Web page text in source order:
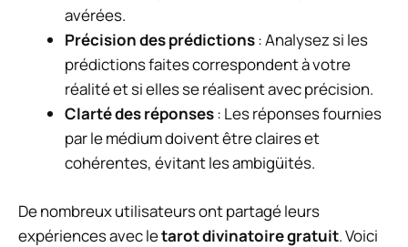
avérées.
Précision des prédictions: Analysez si les
prédictions faites correspondent à votre
réalité et si elles se réalisent avec précision.
Clarté des réponses: Les réponses fournies
par le médium doivent être claires et
cohérentes, évitant les ambigüités.
De nombreux utilisateurs ont partagé leurs
expériences avec letarot divinatoire gratuit. Voici